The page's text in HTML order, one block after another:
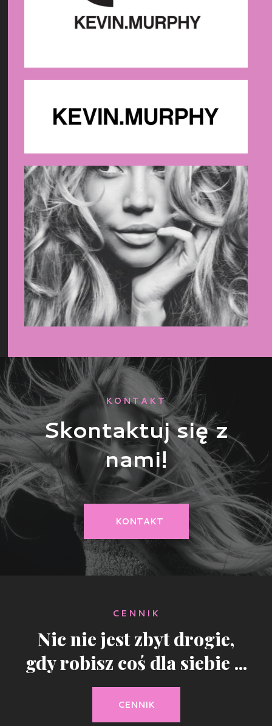
KONTAKT
Skontaktuj się z
nami!
KONTAKT
CENNIK
Nic nie jest zbyt drogie,
gdy robisz coś dla siebie ...
CENNIK